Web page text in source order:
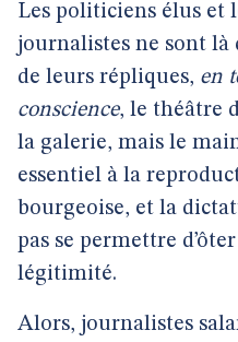
Les politiciens élus et
journalistes ne sont
de leurs répliques, en
conscience, le théâtre
la galerie, mais le
essentiel à la
bourgeoise, et la
pas se permettre
légitimité.
Alors, journalistes